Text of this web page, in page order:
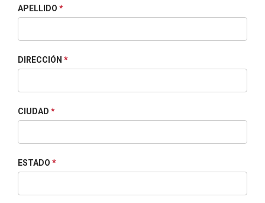
APELLIDO *
DIRECCIÓN *
CIUDAD *
ESTADO *